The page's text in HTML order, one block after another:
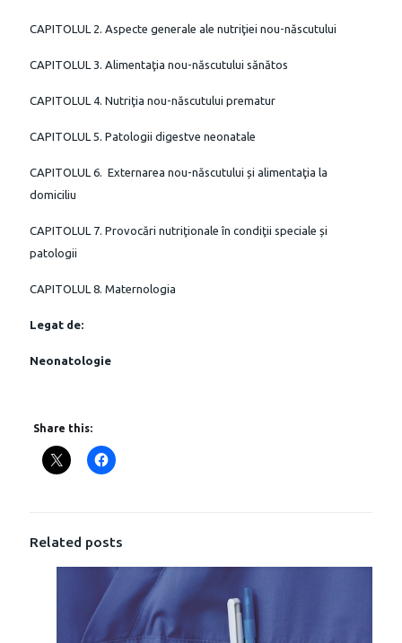
CAPITOLUL 2. Aspecte generale ale nutriţiei nou-născutului
CAPITOLUL 3. Alimentaţia nou-născutului sănătos
CAPITOLUL 4. Nutriţia nou-născutului prematur
CAPITOLUL 5. Patologii digestve neonatale
CAPITOLUL 6. Externarea nou-născutului și alimentaţia la
domiciliu
CAPITOLUL 7. Provocări nutriţionale în condiţii speciale și
patologii
CAPITOLUL 8. Maternologia
Legat de:
Neonatologie
Share this:
Related posts